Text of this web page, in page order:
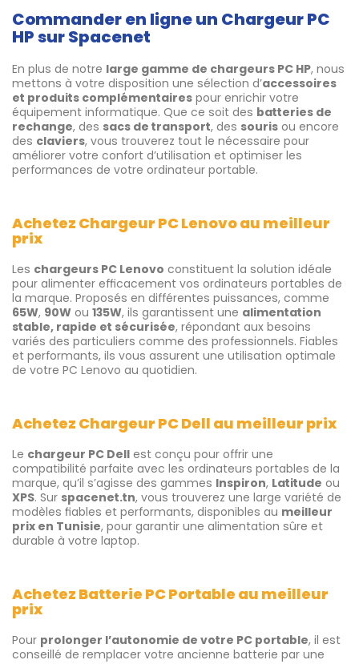
Commander en ligne un Chargeur PC
HP sur Spacenet
En plus de notre large gamme de chargeurs PC HP, nous
mettons à votre disposition une sélection d’accessoires
et produits complémentaires pour enrichir votre
équipement informatique. Que ce soit des batteries de
rechange, des sacs de transport, des souris ou encore
des claviers, vous trouverez tout le nécessaire pour
améliorer votre confort d’utilisation et optimiser les
performances de votre ordinateur portable.
Achetez Chargeur PC Lenovo au meilleur
prix
Les chargeurs PC Lenovo constituent la solution idéale
pour alimenter efficacement vos ordinateurs portables de
la marque. Proposés en différentes puissances, comme
65W, 90W ou 135W, ils garantissent une alimentation
stable, rapide et sécurisée, répondant aux besoins
variés des particuliers comme des professionnels. Fiables
et performants, ils vous assurent une utilisation optimale
de votre PC Lenovo au quotidien.
Achetez Chargeur PC Dell au meilleur prix
Le chargeur PC Dell est conçu pour offrir une
compatibilité parfaite avec les ordinateurs portables de la
marque, qu’il s’agisse des gammes Inspiron, Latitude ou
XPS. Sur spacenet.tn, vous trouverez une large variété de
modèles fiables et performants, disponibles au meilleur
prix en Tunisie, pour garantir une alimentation sûre et
durable à votre laptop.
Achetez Batterie PC Portable au meilleur
prix
Pour prolonger l’autonomie de votre PC portable, il est
conseillé de remplacer votre ancienne batterie par une